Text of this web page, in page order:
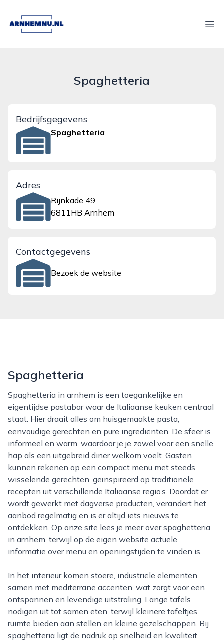
arnhemnu.nl
Spaghetteria
Bedrijfsgegevens
Spaghetteria
Adres
Rijnkade 49
6811HB Arnhem
Contactgegevens
Bezoek de website
Spaghetteria
Spaghetteria in arnhem is een toegankelijke en
eigentijdse pastabar waar de Italiaanse keuken centraal
staat. Hier draait alles om huisgemaakte pasta,
eenvoudige gerechten en pure ingrediënten. De sfeer is
informeel en warm, waardoor je je zowel voor een snelle
hap als een uitgebreid diner welkom voelt. Gasten
kunnen rekenen op een compact menu met steeds
wisselende gerechten, geïnspireerd op traditionele
recepten uit verschillende Italiaanse regio’s. Doordat er
wordt gewerkt met dagverse producten, verandert het
aanbod regelmatig en is er altijd iets nieuws te
ontdekken. Op onze site lees je meer over spaghetteria
in arnhem, terwijl op de eigen website actuele
informatie over menu en openingstijden te vinden is.
In het interieur komen stoere, industriële elementen
samen met mediterrane accenten, wat zorgt voor een
ontspannen en levendige uitstraling. Lange tafels
nodigen uit tot samen eten, terwijl kleinere tafeltjes
ruimte bieden aan stellen en kleine gezelschappen. Bij
spaghetteria ligt de nadruk op snelheid en kwaliteit,